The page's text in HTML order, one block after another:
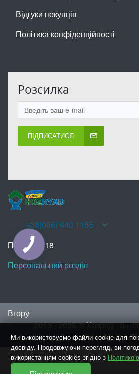
Відгуки покупців
Політика конфіденційності
Розсилка
ПІДПИСАТИСЯ
+38(066) 640 1185
Пн-Нд 10-18
Персональний розділ
Вгору
2013 - 2026 © Хозряд -
господарських
Ми використовуємо файли cookie для
досвіду. Продовжуючи перегляд, ви
використанням cookies згідно з
КНОПКА
ЗВ'ЯЗКУ